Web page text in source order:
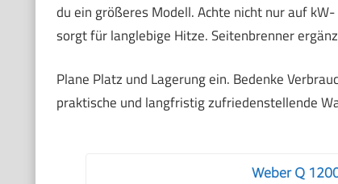
du ein größeres Modell. Achte nicht nur auf
sorgt für langlebige Hitze. Seitenbrenner
Plane Platz und Lagerung ein. Bedenke
praktische und langfristig zufriedenstellende
Weber Q